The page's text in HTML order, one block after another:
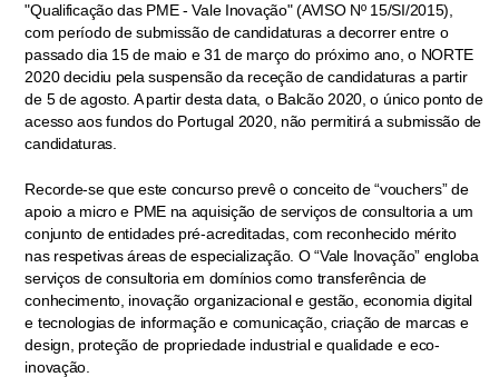
"Qualificação das PME - Vale Inovação" (AVISO Nº 15/SI/2015),
com período de submissão de candidaturas a decorrer entre o
passado dia 15 de maio e 31 de março do próximo ano, o NORTE
2020 decidiu pela suspensão da receção de candidaturas a partir
de 5 de agosto. A partir desta data, o Balcão 2020, o único ponto de
acesso aos fundos do Portugal 2020, não permitirá a submissão de
candidaturas.
Recorde-se que este concurso prevê o conceito de “vouchers” de
apoio a micro e PME na aquisição de serviços de consultoria a um
conjunto de entidades pré-acreditadas, com reconhecido mérito
nas respetivas áreas de especialização. O “Vale Inovação” engloba
serviços de consultoria em domínios como transferência de
conhecimento, inovação organizacional e gestão, economia digital
e tecnologias de informação e comunicação, criação de marcas e
design, proteção de propriedade industrial e qualidade e eco-
inovação.